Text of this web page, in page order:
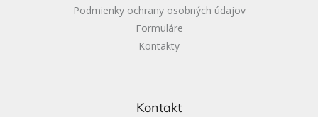
Podmienky ochrany osobných údajov
Formuláre
Kontakty
Kontakt